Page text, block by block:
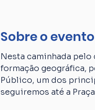
Sobre o evento
Nesta caminhada
formação geográfica,
Público, um dos
seguiremos até a